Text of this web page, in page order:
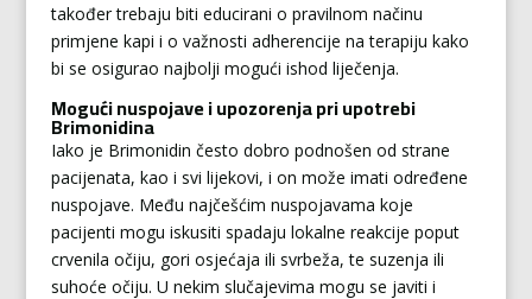
također trebaju biti educirani o pravilnom načinu
primjene kapi i o važnosti adherencije na terapiju kako
bi se osigurao najbolji mogući ishod liječenja.
Mogući nuspojave i upozorenja pri upotrebi
Brimonidina
Iako je Brimonidin često dobro podnošen od strane
pacijenata, kao i svi lijekovi, i on može imati određene
nuspojave. Među najčešćim nuspojavama koje
pacijenti mogu iskusiti spadaju lokalne reakcije poput
crvenila očiju, gori osjećaja ili svrbeža, te suzenja ili
suhoće očiju. U nekim slučajevima mogu se javiti i